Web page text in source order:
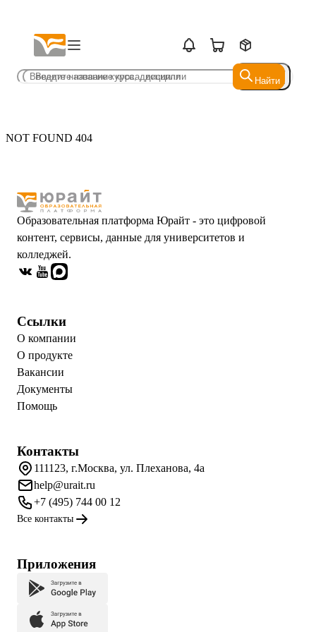
Найти
Найти
NOT FOUND 404
Образовательная платформа Юрайт - это цифровой
контент, сервисы, данные для университетов и
колледжей.
Ссылки
О компании
О продукте
Вакансии
Документы
Помощь
Контакты
111123, г.Москва, ул. Плеханова, 4а
help@urait.ru
+7 (495) 744 00 12
Все контакты
Приложения